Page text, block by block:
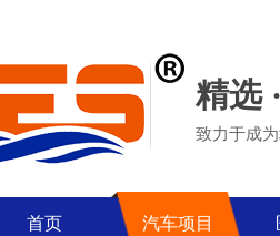
精选 ·
致力于成
首页 汽车项目